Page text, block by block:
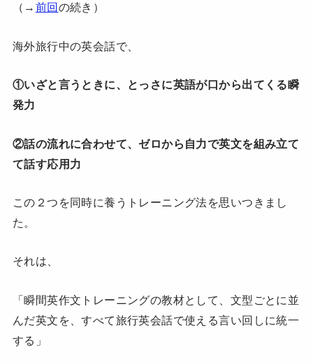
（→ 前回 の続き）
海外旅行中の英会話で、
①いざと言うときに、とっさに英語が口から出てくる瞬
発力
②話の流れに合わせて、ゼロから自力で英文を組み立て
て話す応用力
この２つを同時に養うトレーニング法を思いつきまし
た。
それは、
「瞬間英作文トレーニングの教材として、文型ごとに並
んだ英文を、すべて旅行英会話で使える言い回しに統一
する」